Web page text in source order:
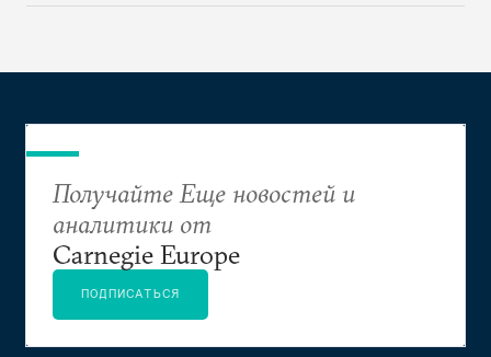
Получайте Еще новостей и
аналитики от
Carnegie Europe
ПОДПИСАТЬСЯ